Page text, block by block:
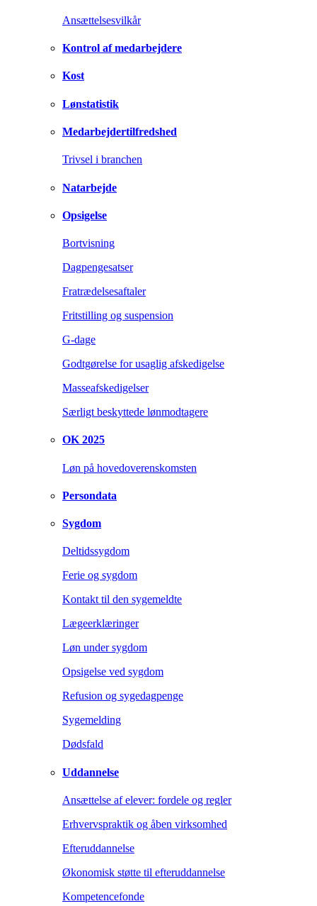
Ansættelsesvilkår
Kontrol af medarbejdere
Kost
Lønstatistik
Medarbejdertilfredshed
Trivsel i branchen
Natarbejde
Opsigelse
Bortvisning
Dagpengesatser
Fratrædelsesaftaler
Fritstilling og suspension
G-dage
Godtgørelse for usaglig afskedigelse
Masseafskedigelser
Særligt beskyttede lønmodtagere
OK 2025
Løn på hovedoverenskomsten
Persondata
Sygdom
Deltidssygdom
Ferie og sygdom
Kontakt til den sygemeldte
Lægeerklæringer
Løn under sygdom
Opsigelse ved sygdom
Refusion og sygedagpenge
Sygemelding
Dødsfald
Uddannelse
Ansættelse af elever: fordele og regler
Erhvervspraktik og åben virksomhed
Efteruddannelse
Økonomisk støtte til efteruddannelse
Kompetencefonde